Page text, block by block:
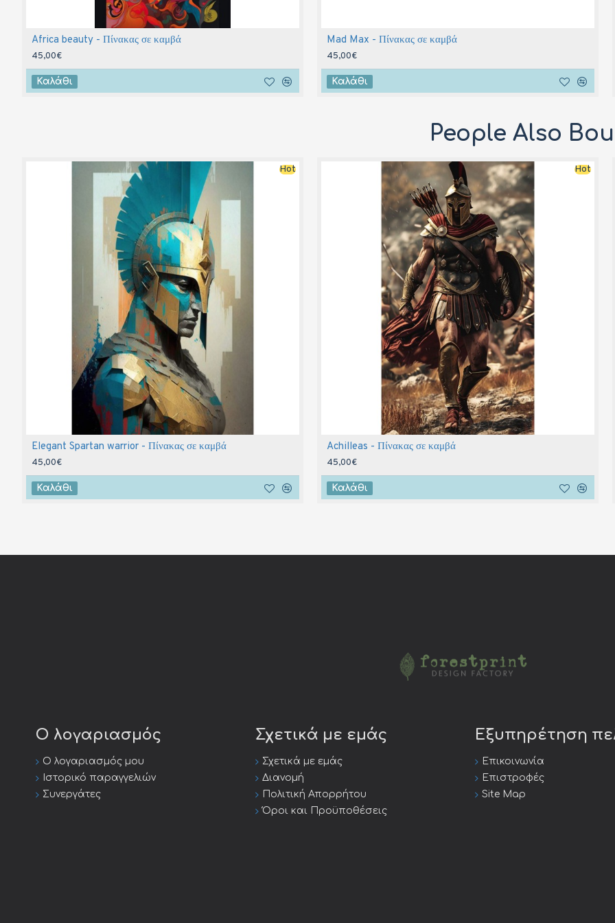
Africa beauty - Πίνακας σε καμβά
45,00€
Καλάθι
Mad Max - Πίνακας σε καμβά
45,00€
Καλάθι
People Also
Hot
Elegant Spartan warrior - Πίνακας σε καμβά
45,00€
Καλάθι
Hot
Achilleas - Πίνακας σε καμβά
45,00€
Καλάθι
Ο λογαριασμός
Ο λογαριασμός μου
Ιστορικό παραγγελιών
Συνεργάτες
Σχετικά με εμάς
Σχετικά με εμάς
Διανομή
Πολιτική Απορρήτου
Όροι και Προϋποθέσεις
Εξυπηρέτηση
Επικοινωνία
Επιστροφές
Site Map